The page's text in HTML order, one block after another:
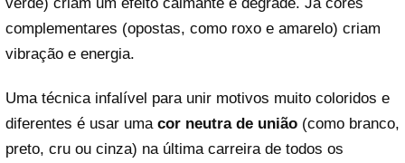
complementares (opostas, como roxo e amarelo) criam
vibração e energia.
Uma técnica infalível para unir motivos muito coloridos e
diferentes é usar uma cor neutra de união (como branco,
preto, cru ou cinza) na última carreira de todos os